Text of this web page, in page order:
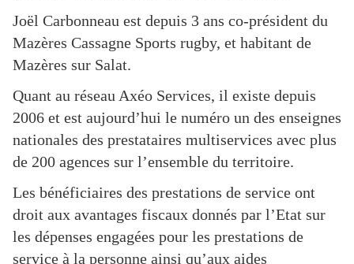
Joël Carbonneau est depuis 3 ans co-président du
Mazères Cassagne Sports rugby, et habitant de
Mazères sur Salat.
Quant au réseau Axéo Services, il existe depuis
2006 et est aujourd’hui le numéro un des enseignes
nationales des prestataires multiservices avec plus
de 200 agences sur l’ensemble du territoire.
Les bénéficiaires des prestations de service ont
droit aux avantages fiscaux donnés par l’Etat sur
les dépenses engagées pour les prestations de
service à la personne ainsi qu’aux aides